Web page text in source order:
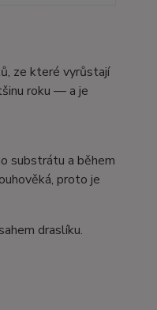
ze které vyrůstají
roku — a je
substrátu a během
proto je
draslíku.